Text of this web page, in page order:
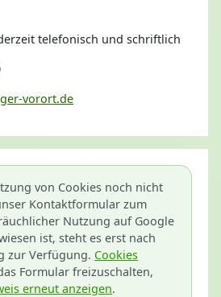
telefonisch und schriftlich
vorort.de
von Cookies noch nicht
Kontaktformular zum
Nutzung auf Google
ist, steht es erst nach
zur Verfügung. Cookies
Formular freizuschalten,
erneut anzeigen.